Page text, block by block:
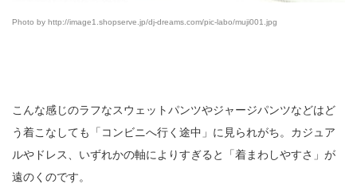
Photo by http://image1.shopserve.jp/dj-dreams.com/pic-labo/muji001.jpg
こんな感じのラフなスウェットパンツやジャージパンツなどはど
う着こなしても「コンビニへ行く途中」に見られがち。カジュア
ルやドレス、いずれかの軸によりすぎると「着まわしやすさ」が
遠のくのです。